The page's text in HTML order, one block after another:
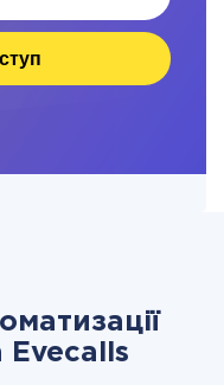
Evecalls